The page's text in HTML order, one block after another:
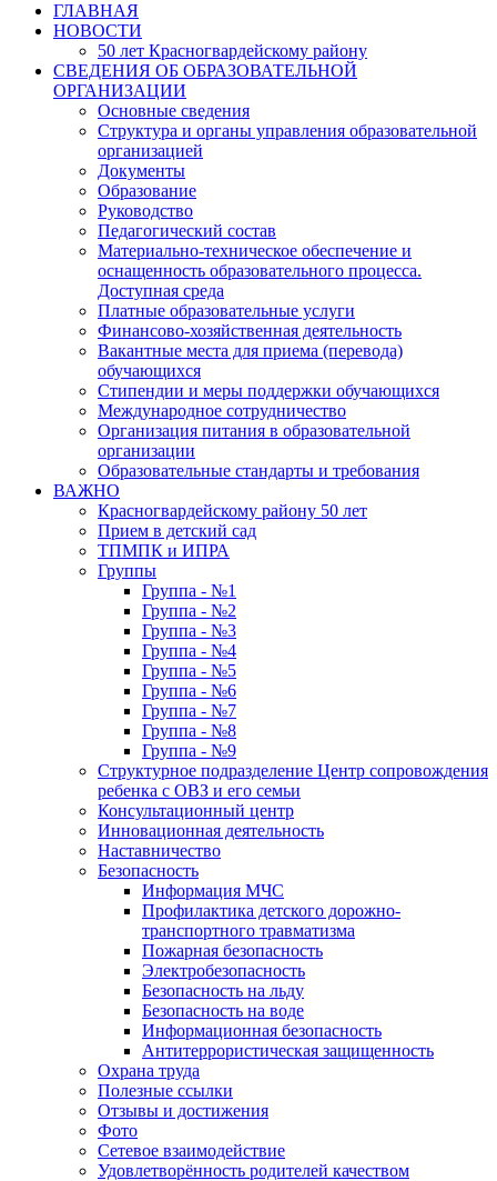
ГЛАВНАЯ
НОВОСТИ
50 лет Красногвардейскому району
СВЕДЕНИЯ ОБ ОБРАЗОВАТЕЛЬНОЙ
ОРГАНИЗАЦИИ
Основные сведения
Структура и органы управления образовательной
организацией
Документы
Образование
Руководство
Педагогический состав
Материально-техническое обеспечение и
оснащенность образовательного процесса.
Доступная среда
Платные образовательные услуги
Финансово-хозяйственная деятельность
Вакантные места для приема (перевода)
обучающихся
Стипендии и меры поддержки обучающихся
Международное сотрудничество
Организация питания в образовательной
организации
Образовательные стандарты и требования
ВАЖНО
Красногвардейскому району 50 лет
Прием в детский сад
ТПМПК и ИПРА
Группы
Группа - №1
Группа - №2
Группа - №3
Группа - №4
Группа - №5
Группа - №6
Группа - №7
Группа - №8
Группа - №9
Структурное подразделение Центр сопровождения
ребенка с ОВЗ и его семьи
Консультационный центр
Инновационная деятельность
Наставничество
Безопасность
Информация МЧС
Профилактика детского дорожно-
транспортного травматизма
Пожарная безопасность
Электробезопасность
Безопасность на льду
Безопасность на воде
Информационная безопасность
Антитеррористическая защищенность
Охрана труда
Полезные ссылки
Отзывы и достижения
Фото
Сетевое взаимодействие
Удовлетворённость родителей качеством